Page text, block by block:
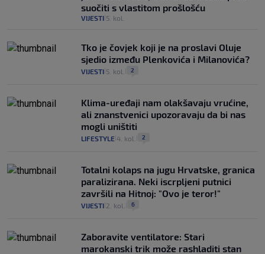
suočiti s vlastitom prošlošću
VIJESTI 5. kol.
Tko je čovjek koji je na proslavi Oluje
sjedio između Plenkovića i Milanovića?
VIJESTI 5. kol. 2
Klima-uređaji nam olakšavaju vrućine,
ali znanstvenici upozoravaju da bi nas
mogli uništiti
LIFESTYLE 4. kol. 2
Totalni kolaps na jugu Hrvatske, granica
paralizirana. Neki iscrpljeni putnici
završili na Hitnoj: "Ovo je teror!"
VIJESTI 2. kol. 6
Zaboravite ventilatore: Stari
marokanski trik može rashladiti stan